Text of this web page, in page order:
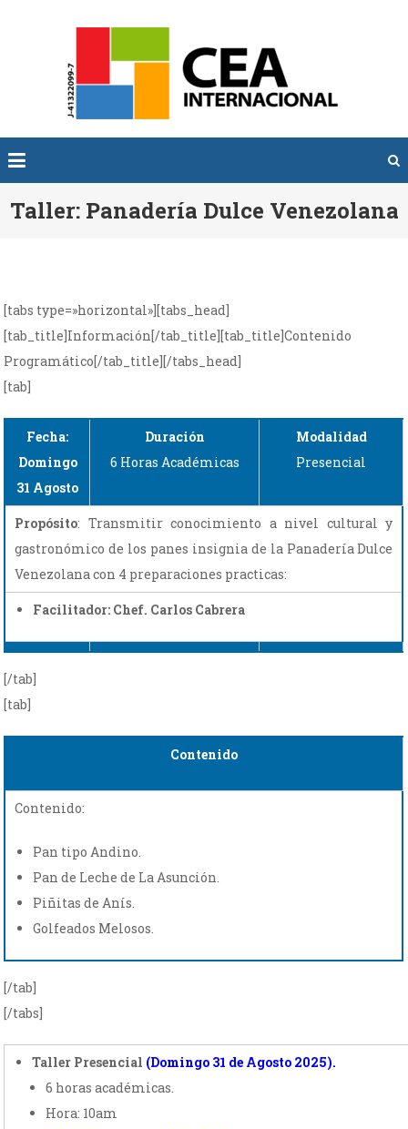
Taller: Panadería Dulce Venezolana
[tabs type=»horizontal»][tabs_head]
[tab_title]Información[/tab_title][tab_title]Contenido
Programático[/tab_title][/tabs_head]
[tab]
Fecha:
Domingo
31 Agosto
Duración
6 Horas Académicas
Modalidad
Presencial
Propósito: Transmitir conocimiento a nivel cultural y
gastronómico de los panes insignia de la Panadería Dulce
Venezolana con 4 preparaciones practicas:
Facilitador: Chef. Carlos Cabrera
[/tab]
[tab]
Contenido
Contenido:
Pan tipo Andino.
Pan de Leche de La Asunción.
Piñitas de Anís.
Golfeados Melosos.
[/tab]
[/tabs]
Taller Presencial (Domingo 31 de Agosto 2025).
6 horas académicas.
Hora: 10am